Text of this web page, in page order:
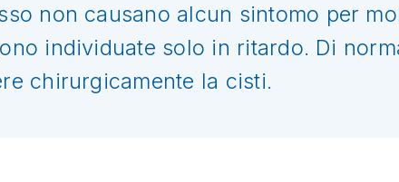
non causano alcun sintomo per
individuate solo in ritardo. Di
chirurgicamente la cisti.